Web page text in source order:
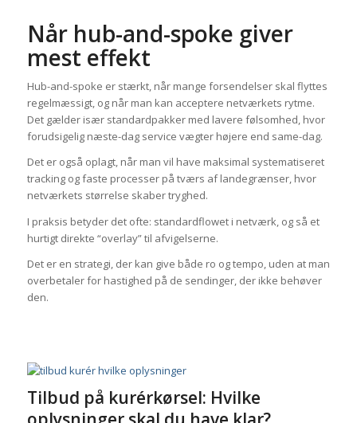
Når hub-and-spoke giver
mest effekt
Hub-and-spoke er stærkt, når mange forsendelser skal flyttes
regelmæssigt, og når man kan acceptere netværkets rytme.
Det gælder især standardpakker med lavere følsomhed, hvor
forudsigelig næste-dag service vægter højere end same-dag.
Det er også oplagt, når man vil have maksimal systematiseret
tracking og faste processer på tværs af landegrænser, hvor
netværkets størrelse skaber tryghed.
I praksis betyder det ofte: standardflowet i netværk, og så et
hurtigt direkte “overlay” til afvigelserne.
Det er en strategi, der kan give både ro og tempo, uden at man
overbetaler for hastighed på de sendinger, der ikke behøver
den.
Tilbud på kurérkørsel: Hvilke